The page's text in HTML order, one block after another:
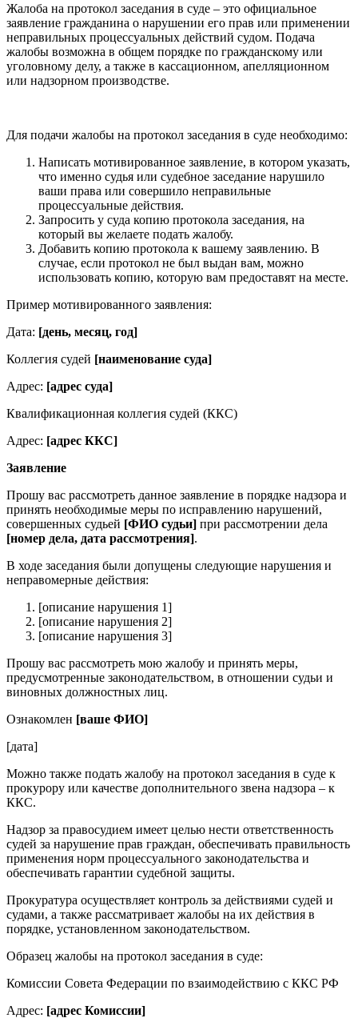
Жалоба на протокол заседания в суде – это официальное
заявление гражданина о нарушении его прав или применении
неправильных процессуальных действий судом. Подача
жалобы возможна в общем порядке по гражданскому или
уголовному делу, а также в кассационном, апелляционном
или надзорном производстве.
Для подачи жалобы на протокол заседания в суде необходимо:
Написать мотивированное заявление, в котором указать,
что именно судья или судебное заседание нарушило
ваши права или совершило неправильные
процессуальные действия.
Запросить у суда копию протокола заседания, на
который вы желаете подать жалобу.
Добавить копию протокола к вашему заявлению. В
случае, если протокол не был выдан вам, можно
использовать копию, которую вам предоставят на месте.
Пример мотивированного заявления:
Дата: [день, месяц, год]
Коллегия судей [наименование суда]
Адрес: [адрес суда]
Квалификационная коллегия судей (ККС)
Адрес: [адрес ККС]
Заявление
Прошу вас рассмотреть данное заявление в порядке надзора и
принять необходимые меры по исправлению нарушений,
совершенных судьей [ФИО судьи] при рассмотрении дела
[номер дела, дата рассмотрения].
В ходе заседания были допущены следующие нарушения и
неправомерные действия:
[описание нарушения 1]
[описание нарушения 2]
[описание нарушения 3]
Прошу вас рассмотреть мою жалобу и принять меры,
предусмотренные законодательством, в отношении судьи и
виновных должностных лиц.
Ознакомлен [ваше ФИО]
[дата]
Можно также подать жалобу на протокол заседания в суде к
прокурору или качестве дополнительного звена надзора – к
ККС.
Надзор за правосудием имеет целью нести ответственность
судей за нарушение прав граждан, обеспечивать правильность
применения норм процессуального законодательства и
обеспечивать гарантии судебной защиты.
Прокуратура осуществляет контроль за действиями судей и
судами, а также рассматривает жалобы на их действия в
порядке, установленном законодательством.
Образец жалобы на протокол заседания в суде:
Комиссии Совета Федерации по взаимодействию с ККС РФ
Адрес: [адрес Комиссии]